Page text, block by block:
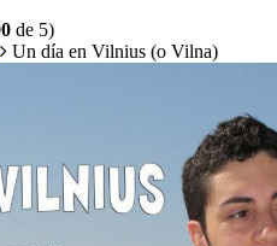
de 5)
Un día en Vilnius (o Vilna)